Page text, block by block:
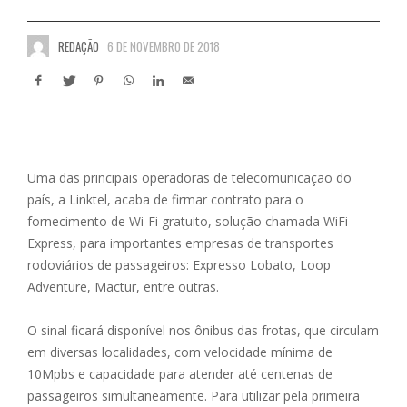
REDAÇÃO 6 DE NOVEMBRO DE 2018
Uma das principais operadoras de telecomunicação do
país, a Linktel, acaba de firmar contrato para o
fornecimento de Wi-Fi gratuito, solução chamada WiFi
Express, para importantes empresas de transportes
rodoviários de passageiros: Expresso Lobato, Loop
Adventure, Mactur, entre outras.
O sinal ficará disponível nos ônibus das frotas, que circulam
em diversas localidades, com velocidade mínima de
10Mpbs e capacidade para atender até centenas de
passageiros simultaneamente. Para utilizar pela primeira